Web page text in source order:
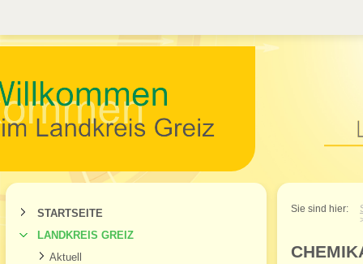
Willkommen im
STARTSEITE
LANDKREIS GREIZ
Aktuell
Sie sind hier: